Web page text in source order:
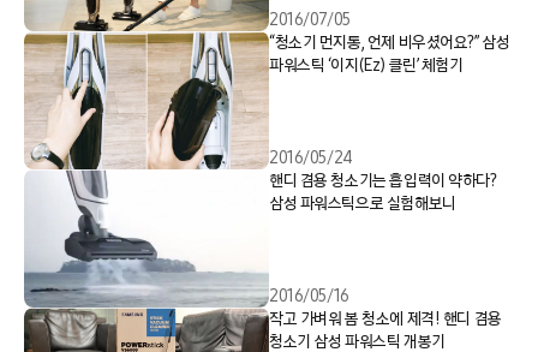
2016/07/05
“청소기 먼지통, 언제 비우셨어요?” 삼성
파워스틱 ‘이지(Ez) 클린’ 체험기
2016/05/24
핸디 겸용 청소기는 흡입력이 약하다?
삼성 파워스틱으로 실험해보니
2016/05/16
작고 가벼워 봄 청소에 제격! 핸디 겸용
청소기 삼성 파워스틱 개봉기